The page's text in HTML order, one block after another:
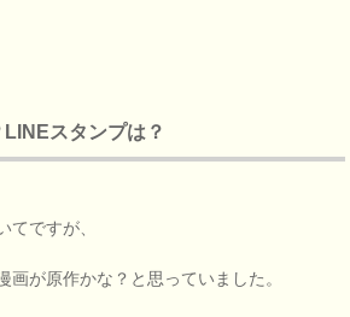
スタンプは？
てですが、
画が原作かな？と思っていました。